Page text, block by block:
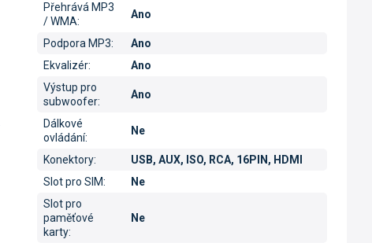
Přehrává MP3
/ WMA:
Ano
Podpora MP3:
Ano
Ekvalizér:
Ano
Výstup pro
subwoofer:
Ano
Dálkové
ovládání:
Ne
Konektory:
USB, AUX, ISO, RCA, 16PIN, HDMI
Slot pro SIM:
Ne
Slot pro
paměťové
karty:
Ne